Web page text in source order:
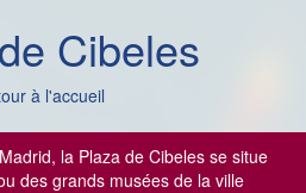
Cibeles
à l'accueil
la Plaza de Cibeles se situe
des grands musées de la ville